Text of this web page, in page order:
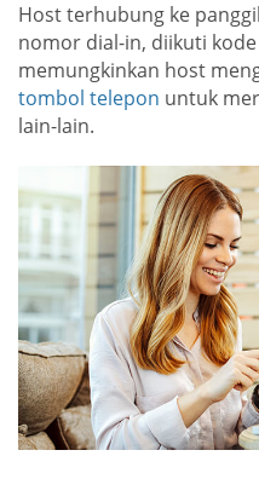
Host terhubung ke
nomor dial-in, diikuti
memungkinkan host
tombol telepon untuk
lain-lain.